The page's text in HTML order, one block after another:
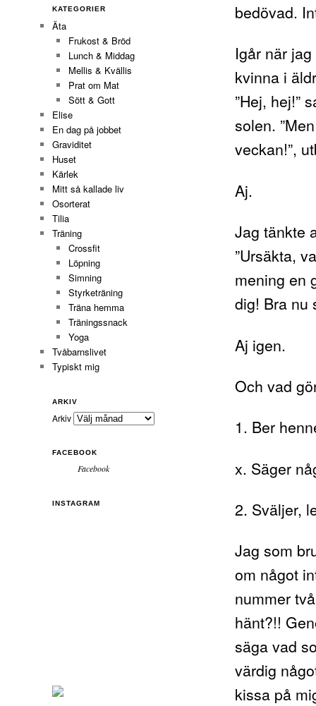
bedövad.
Igår när
kvinna i
”Hej, hej!”
solen.
veckan!”,
Aj.
Jag tänkte
”Ursäkta,
mening en
dig! Bra nu
Aj igen.
Och vad
1. Ber
x. Säger
2. Sväljer,
Jag som
om något
nummer
hänt?!!
säga vad
värdig
kissa på
KATEGORIER
Äta
Frukost & Bröd
Lunch & Middag
Mellis & Kvällis
Prat om Mat
Sött & Gott
Elise
En dag på jobbet
Graviditet
Huset
Kärlek
Mitt så kallade liv
Osorterat
Tilia
Träning
Crossfit
Löpning
Simning
Styrketräning
Träna hemma
Träningssnack
Yoga
Tvåbarnslivet
Typiskt mig
ARKIV
Arkiv
FACEBOOK
Facebook
INSTAGRAM